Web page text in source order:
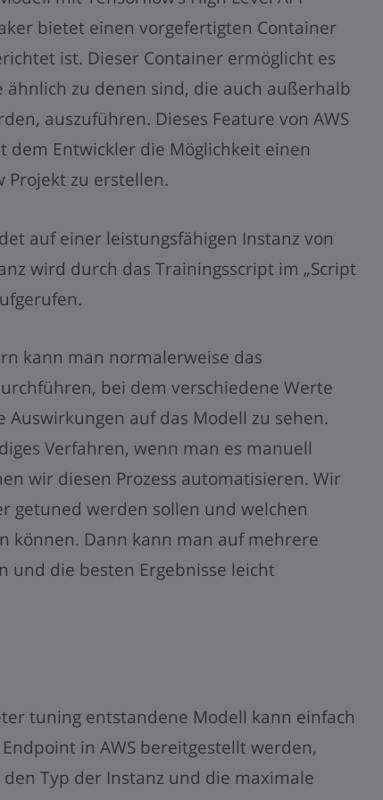
bietet einen vorgefertigten Container
ist. Dieser Container ermöglicht es
ähnlich zu denen sind, die auch außerhalb
auszuführen. Dieses Feature von AWS
dem Entwickler die Möglichkeit einen
Projekt zu erstellen.
auf einer leistungsfähigen Instanz von
wird durch das Trainingsscript im „Script
kann man normalerweise das
bei dem verschiedene Werte
auf das Modell zu sehen.
Verfahren, wenn man es manuell
wir diesen Prozess automatisieren. Wir
getuned werden sollen und welchen
können. Dann kann man auf mehrere
und die besten Ergebnisse leicht
tuning entstandene Modell kann einfach
in AWS bereitgestellt werden,
Typ der Instanz und die maximale